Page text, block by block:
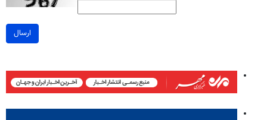
ارسال